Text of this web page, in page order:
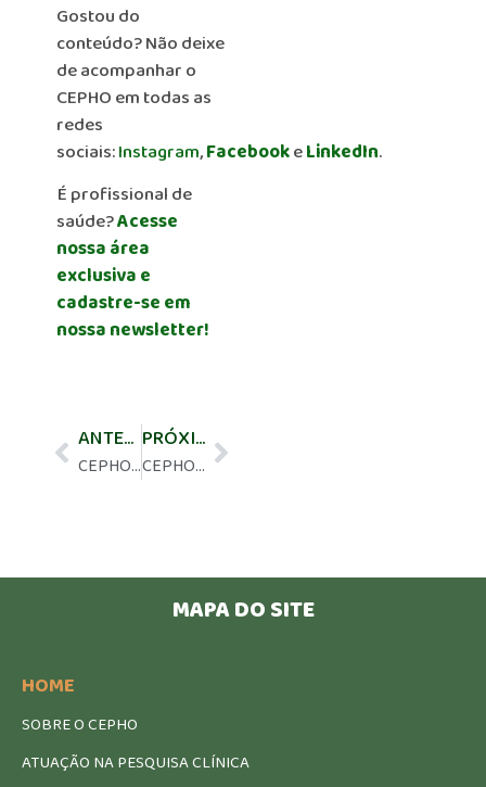
Gostou do
conteúdo? Não deixe
de acompanhar o
CEPHO em todas as
redes
sociais:Instagram,FacebookeLinkedIn.
É profissional de
saúde?Acesse
nossa área
exclusiva e
cadastre-se em
nossa newsletter!
ANTERIOR
CEPHO Meeting – 30/07 às 19h30 – Ca de Mama – Atualizações no tratamento do Câncer de Mama Metastático RH+/HER2- com iCDK4/6
PRÓXIMO
CEPHO Meeting – 13/08 às 15h30 – Transformando paradigmas na terapia agnóstica em tumores sólidos HER2+
MAPA DO SITE
HOME
SOBRE O CEPHO
ATUAÇÃO NA PESQUISA CLÍNICA